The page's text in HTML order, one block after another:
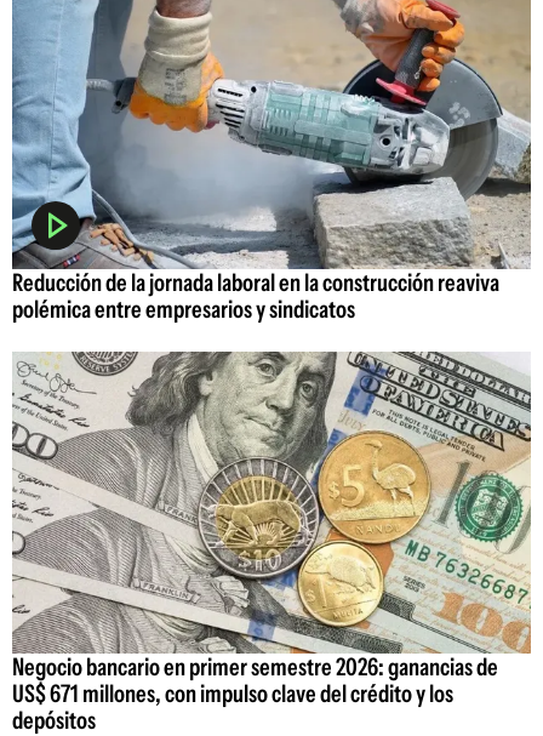
Reducción de la jornada laboral en la construcción reaviva
polémica entre empresarios y sindicatos
Negocio bancario en primer semestre 2026: ganancias de
US$ 671 millones, con impulso clave del crédito y los
depósitos